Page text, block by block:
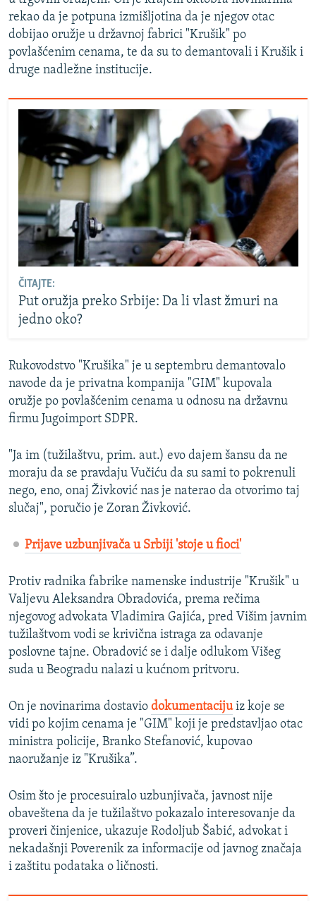
rekao da je potpuna izmišljotina da je njegov otac
dobijao oružje u državnoj fabrici "Krušik" po
povlašćenim cenama, te da su to demantovali i Krušik i
druge nadležne institucije.
ČITAJTE:
Put oružja preko Srbije: Da li vlast žmuri na
jedno oko?
Rukovodstvo "Krušika" je u septembru demantovalo
navode da je privatna kompanija "GIM" kupovala
oružje po povlašćenim cenama u odnosu na državnu
firmu Jugoimport SDPR.
"Ja im (tužilaštvu, prim. aut.) evo dajem šansu da ne
moraju da se pravdaju Vučiću da su sami to pokrenuli
nego, eno, onaj Živković nas je naterao da otvorimo taj
slučaj", poručio je Zoran Živković.
Prijave uzbunjivača u Srbiji 'stoje u fioci'
Protiv radnika fabrike namenske industrije "Krušik" u
Valjevu Aleksandra Obradovića, prema rečima
njegovog advokata Vladimira Gajića, pred Višim javnim
tužilaštvom vodi se krivična istraga za odavanje
poslovne tajne. Obradović se i dalje odlukom Višeg
suda u Beogradu nalazi u kućnom pritvoru.
On je novinarima dostavio dokumentacijuiz koje se
vidi po kojim cenama je "GIM" koji je predstavljao otac
ministra policije, Branko Stefanović, kupovao
naoružanje iz "Krušika”.
Osim što je procesuiralo uzbunjivača, javnost nije
obaveštena da je tužilaštvo pokazalo interesovanje da
proveri činjenice, ukazuje Rodoljub Šabić, advokat i
nekadašnji Poverenik za informacije od javnog značaja
i zaštitu podataka o ličnosti.